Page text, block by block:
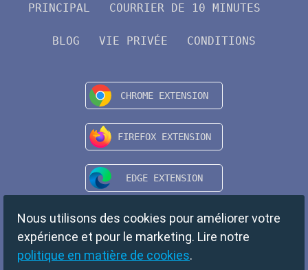
PRINCIPAL COURRIER DE 10 MINUTES
BLOG VIE PRIVÉE CONDITIONS
Nous utilisons des cookies pour améliorer votre
expérience et pour le marketing. Lire notre
politique en matière de cookies.